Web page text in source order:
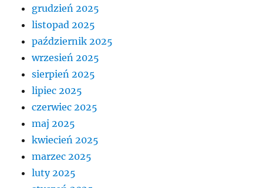
grudzień 2025
listopad 2025
październik 2025
wrzesień 2025
sierpień 2025
lipiec 2025
czerwiec 2025
maj 2025
kwiecień 2025
marzec 2025
luty 2025